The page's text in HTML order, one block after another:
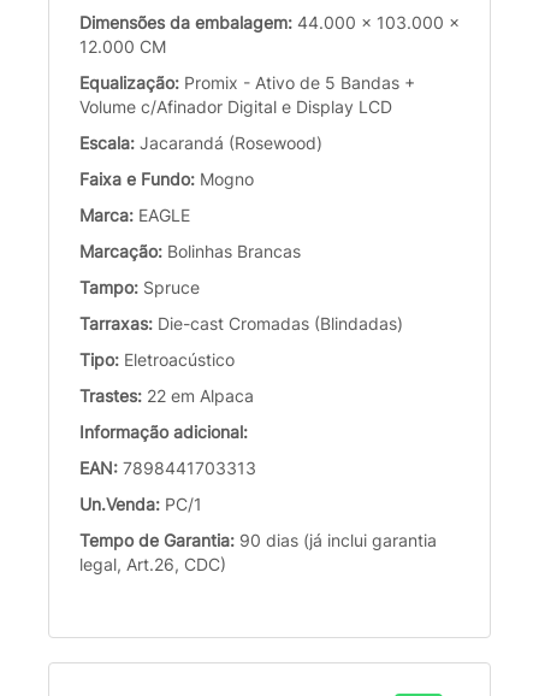
Dimensões da embalagem: 44.000 x 103.000 x
12.000 CM
Equalização: Promix - Ativo de 5 Bandas +
Volume c/Afinador Digital e Display LCD
Escala: Jacarandá (Rosewood)
Faixa e Fundo: Mogno
Marca: EAGLE
Marcação: Bolinhas Brancas
Tampo: Spruce
Tarraxas: Die-cast Cromadas (Blindadas)
Tipo: Eletroacústico
Trastes: 22 em Alpaca
Informação adicional:
EAN: 7898441703313
Un.Venda: PC/1
Tempo de Garantia: 90 dias (já inclui garantia
legal, Art.26, CDC)